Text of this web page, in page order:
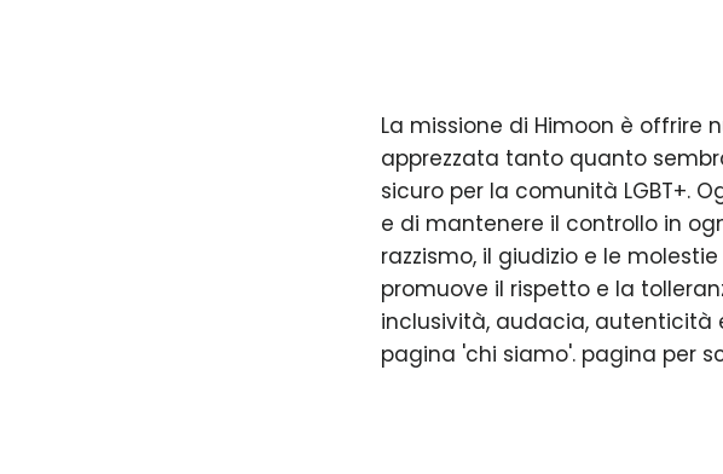
La missione di Himoon è offrire
apprezzata tanto quanto
sicuro per la comunità LGBT+.
e di mantenere il controllo in
razzismo, il giudizio e le
promuove il rispetto e la
inclusività, audacia, autenticità
pagina 'chi siamo'. pagina per